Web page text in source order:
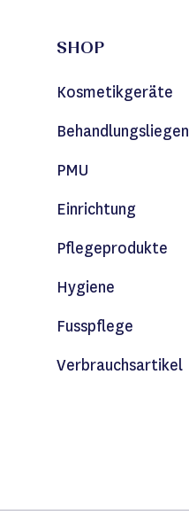
SHOP
Kosmetikgeräte
Behandlungsliegen
PMU
Einrichtung
Pflegeprodukte
Hygiene
Fusspflege
Verbrauchsartikel